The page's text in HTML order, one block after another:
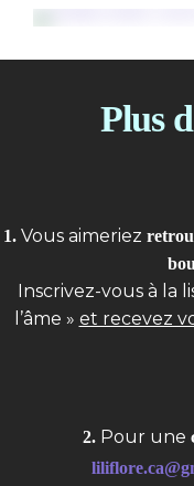
Plus
1. Vous aimeriez
Inscrivez-vous à la
l’âme » et recevez
2. Pour une